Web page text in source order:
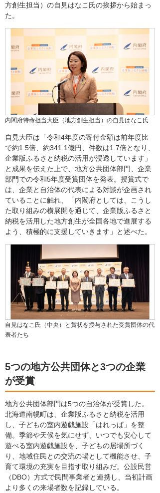
方創生担当）の自見はなこ氏の挨拶から始まっ
た。
内閣府特命担当大臣（地方創生担当）の自見はなこ氏
自見大臣は「令和4年度の寄付金額は前年度比
で約1.5倍、約341.1億円、件数は1.7倍となり、
企業版ふるさと納税の活用が浸透しています」
と成果を伝えた上で、地方公共団体部門、企業
部門での令和5年度受賞団体を発表。授賞式で
は、企業と自治体の代表による対談が企画され
ていることに触れ、「内閣府としては、こうし
た取り組みの横展開を通じて、企業版ふるさと
納税を活用した地方創生が全国各地で進展する
よう、積極的に支援していきます」と述べた。
自見はなこ氏（中央）と賞状を授与された受賞団体の代
表者たち
5つの地方公共団体と3つの企業
が受賞
地方公共団体部門は5つの自治体が受賞した。
北海道南幌町は、企業版ふるさと納税を活用
し、子どもの室内遊戯施設「はれっぱ」を整
備。季節や天候を気にせず、いつでも安心して
遊べる室内遊戯施設を、子どもの居場所づく
り、地域住民との交流の場として機能させ、子
育て環境の充実を目指す取り組みだ。公設民営
（DBO）方式で民間事業者と連携し、当初計画
より多くの来場者数を記録している。